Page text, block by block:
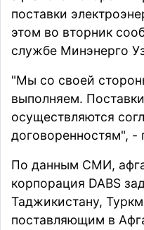
поставки
этом во вторник
службе Минэнерго
"Мы со своей
выполняем.
осуществляются
договоренностям", -
По данным СМИ,
корпорация DABS
Таджикистану,
поставляющим в